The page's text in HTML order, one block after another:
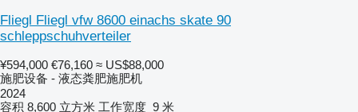
Fliegl Fliegl vfw 8600 einachs skate 90
schleppschuhverteiler
¥594,000 €76,160 ≈ US$88,000
施肥设备 - 液态粪肥施肥机
2024
容积 8,600 立方米 工作宽度 9 米